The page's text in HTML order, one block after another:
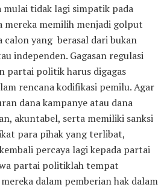
mulai tidak lagi simpatik pada
memilih menjadi golput
calon yang berasal dari bukan
independen. Gagasan regulasi
partai politik harus digagas
rencana kodifikasi pemilu. Agar
dana kampanye atau dana
akuntabel, serta memiliki sanksi
para pihak yang terlibat,
percaya lagi kepada partai
partai politiklah tempat
dalam pemberian hak dalam